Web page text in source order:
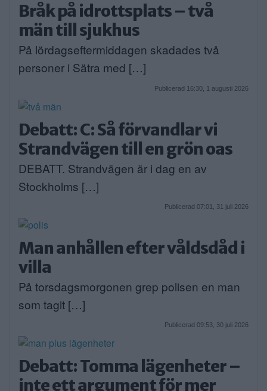
Bråk på idrottsplats – två
män till sjukhus
På lördagseftermiddagen skadades två
personer i Sätra med […]
Publicerad 16:30, 1 augusti 2026
Debatt: C: Så förvandlar vi
Strandvägen till en grön oas
DEBATT. Strandvägen är i dag en av
Stockholms […]
Publicerad 07:01, 31 juli 2026
Man anhållen efter våldsdåd i
villa
På torsdagsmorgonen grep polisen en man
som tagit […]
Publicerad 09:53, 30 juli 2026
Debatt: Tomma lägenheter –
inte ett argument för mer